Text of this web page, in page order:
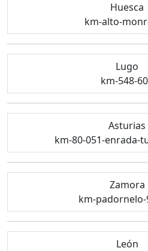
Huesca
km-alto-
Lugo
km-548-
Asturias
km-80-051-enrada-
Zamora
km-padornelo-
León